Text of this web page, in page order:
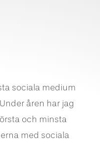
sociala medium
åren har jag
och minsta
med sociala